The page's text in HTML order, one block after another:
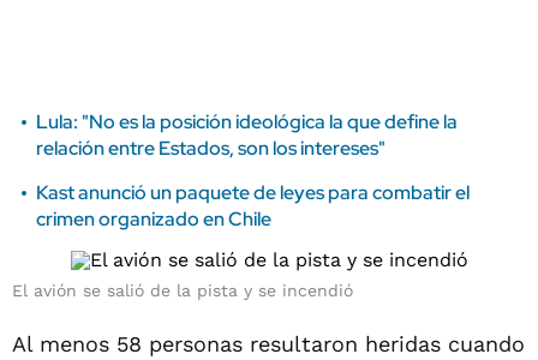
Lula: "No es la posición ideológica la que define la
relación entre Estados, son los intereses"
Kast anunció un paquete de leyes para combatir el
crimen organizado en Chile
El avión se salió de la pista y se incendió
Al menos 58 personas resultaron heridas cuando